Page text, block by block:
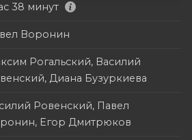
38 минут
Воронин
Рогальский, Василий
Диана Бузуркиева
Ровенский, Павел
Егор Дмитрюков